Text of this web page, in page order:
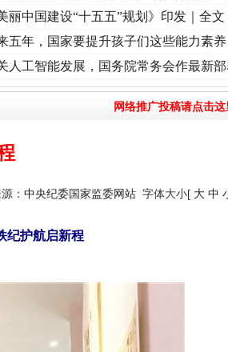
记初心使命 奋进复兴征程丨“转折之城”激荡..·[视频]
美丽中国建设“十五五”规划》印发｜全文
五年，国家要提升孩子们这些能力素养
人工智能发展，国务院常务会作最新
网络推广投稿请点击
： 中央纪委国家监委网站 字体大小[ 大 中
纪护航启新程